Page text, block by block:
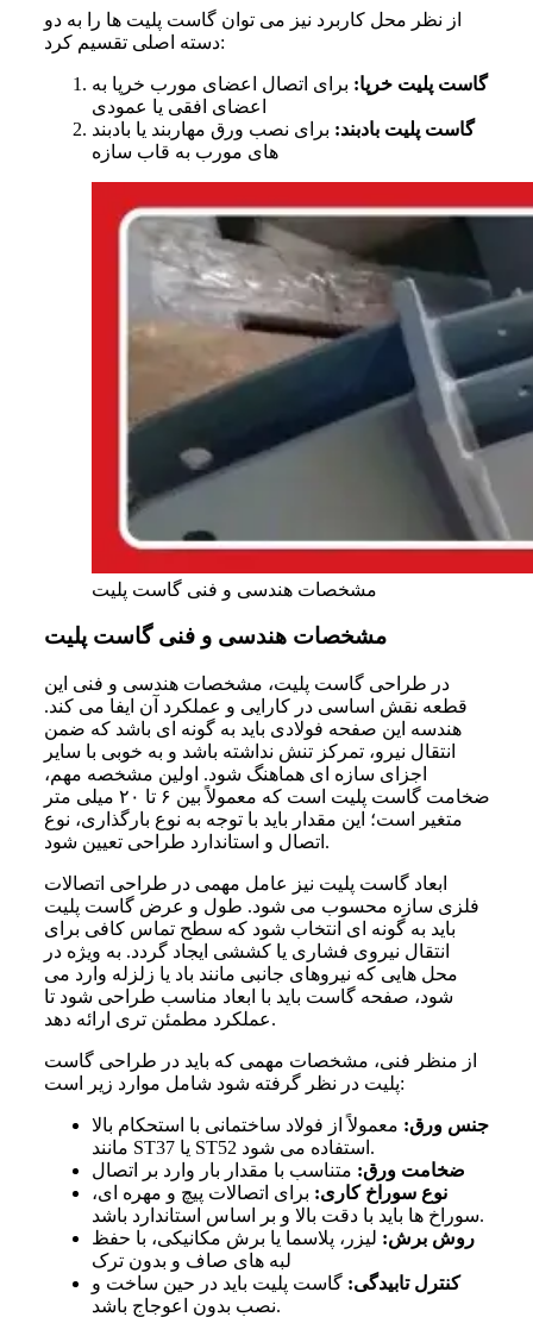
از نظر محل کاربرد نیز می‌ توان گاست پلیت‌ ها را به دو
دسته اصلی تقسیم کرد:
گاست پلیت خرپا: برای اتصال اعضای مورب خرپا به
اعضای افقی یا عمودی
گاست پلیت بادبند: برای نصب ورق مهاربند یا بادبند
های مورب به قاب سازه
مشخصات هندسی و فنی گاست پلیت
مشخصات هندسی و فنی گاست پلیت
در طراحی گاست پلیت، مشخصات هندسی و فنی این
قطعه نقش اساسی در کارایی و عملکرد آن ایفا می‌ کند.
هندسه این صفحه فولادی باید به‌ گونه‌ ای باشد که ضمن
انتقال نیرو، تمرکز تنش نداشته باشد و به‌ خوبی با سایر
اجزای سازه‌ ای هماهنگ شود. اولین مشخصه مهم،
ضخامت گاست پلیت است که معمولاً بین ۶ تا ۲۰ میلی‌ متر
متغیر است؛ این مقدار باید با توجه به نوع بارگذاری، نوع
اتصال و استاندارد طراحی تعیین شود.
ابعاد گاست پلیت نیز عامل مهمی در طراحی اتصالات
فلزی سازه محسوب می‌ شود. طول و عرض گاست پلیت
باید به‌ گونه‌ ای انتخاب شود که سطح تماس کافی برای
انتقال نیروی فشاری یا کششی ایجاد گردد. به‌ ویژه در
محل‌ هایی که نیروهای جانبی مانند باد یا زلزله وارد می‌
شود، صفحه گاست باید با ابعاد مناسب طراحی شود تا
عملکرد مطمئن‌ تری ارائه دهد.
از منظر فنی، مشخصات مهمی که باید در طراحی گاست
پلیت در نظر گرفته شود شامل موارد زیر است:
جنس ورق: معمولاً از فولاد ساختمانی با استحکام بالا
مانند ST37 یا ST52 استفاده می‌ شود.
ضخامت ورق: متناسب با مقدار بار وارد بر اتصال
نوع سوراخ‌ کاری: برای اتصالات پیچ و مهره‌ ای،
سوراخ‌ ها باید با دقت بالا و بر اساس استاندارد باشد.
روش برش: لیزر، پلاسما یا برش مکانیکی، با حفظ
لبه‌ های صاف و بدون ترک
کنترل تابیدگی:گاست پلیت باید در حین ساخت و
نصب بدون اعوجاج باشد.